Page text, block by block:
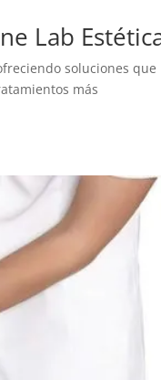
Lab
soluciones que
más